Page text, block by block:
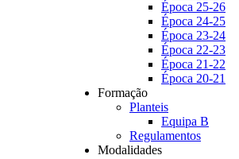
Época 25-26
Época 24-25
Época 23-24
Época 22-23
Época 21-22
Época 20-21
Formação
Planteis
Equipa B
Regulamentos
Modalidades